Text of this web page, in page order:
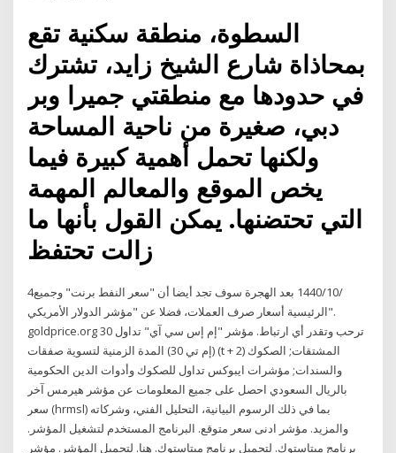
السطوة، منطقة سكنية تقع
بمحاذاة شارع الشيخ زايد، تشترك
في حدودها مع منطقتي جميرا وبر
دبي، صغيرة من ناحية المساحة
ولكنها تحمل أهمية كبيرة فيما
يخص الموقع والمعالم المهمة
التي تحتضنها. يمكن القول بأنها ما
زالت تحتفظ
4‏‏/10‏‏/1440 بعد الهجرة سوف تجد أيضا أن "سعر النفط برنت" وجميع
الرئيسية أسعار صرف العملات، فضلا عن "مؤشر الدولار الأمريكي".
goldprice.org ترحب وتقدر أي ارتباط. مؤشر "إم إس سي آي" تداول 30
(إم تي 30) المدة الزمنية لتسوية صفقات (t + 2) المشتقات; الصكوك
والسندات; مؤشرات ايبوكس تداول للصكوك وأدوات الدين الحكومية
بالريال السعودي احصل على جميع المعلومات عن مؤشر هيرمس آخر
سعر (hrmsl) بما في ذلك الرسوم البيانية، التحليل الفني، وشركاته
والمزيد. مؤشر ادنى سعر متوقع. البرنامج المستخدم لتشغيل المؤشر.
برنامج ميتاستوك. لتحميل برنامج ميتاستوك. هنا. لتحميل المؤشر. مؤشر